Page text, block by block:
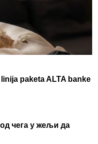
paketa ALTA banke
чега у жељи да